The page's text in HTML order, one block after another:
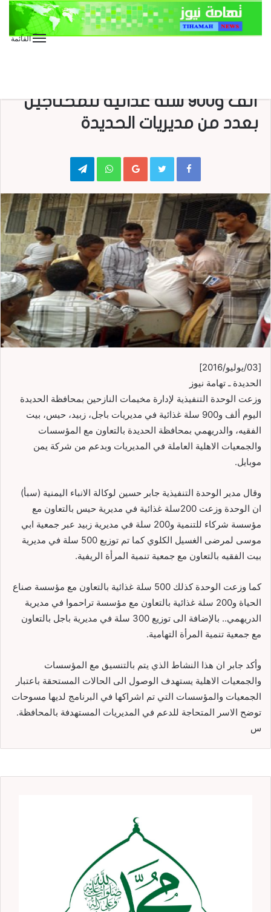
القائمة
ألف و900 سلة غذائية للمحتاجين
بعدد من مديريات الحديدة
Google+
WhatsApp
Telegram
[03/يوليو/2016]
الحديدة ـ تهامة نيوز
وزعت الوحدة التنفيذية لإدارة مخيمات النازحين بمحافظة الحديدة
اليوم ألف و900 سلة غذائية في مديريات باجل، زبيد، حيس، بيت
الفقيه، والدريهمي بمحافظة الحديدة بالتعاون مع المؤسسات
والجمعيات الاهلية العاملة في المديريات وبدعم من شركة يمن
موبايل.
وقال مدير الوحدة التنفيذية جابر حسين لوكالة الانباء اليمنية (سبأ)
ان الوحدة وزعت 200سلة غذائية في مديرية حيس بالتعاون مع
مؤسسة شركاء للتنمية و200 سلة في مديرية زبيد عبر جمعية ابي
موسى لمرضى الغسيل الكلوي كما تم توزيع 500 سلة في مديرية
بيت الفقيه بالتعاون مع جمعية تنمية المرأة الريفية.
كما وزعت الوحدة كذلك 500 سلة غذائية بالتعاون مع مؤسسة صناع
الحياة و200 سلة غذائية بالتعاون مع مؤسسة تراحموا في مديرية
الدريهمي.. بالإضافة الى توزيع 300 سلة في مديرية باجل بالتعاون
مع جمعية تنمية المرأة التهامية.
وأكد جابر ان هذا النشاط الذي يتم بالتنسيق مع المؤسسات
والجمعيات الاهلية يستهدف الوصول الى الحالات المستحقة باعتبار
الجمعيات والمؤسسات التي تم اشراكها في البرنامج لديها مسوحات
توضح الاسر المتحاجة للدعم في المديريات المستهدفة بالمحافظة.
س